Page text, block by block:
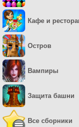
Кафе и
Остров
Вампиры
Защита башни
Все сборники